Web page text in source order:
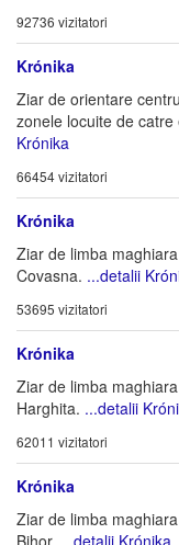
92736 vizitatori
Krónika
Ziar de orientare
zonele locuite de
Krónika
66454 vizitatori
Krónika
Ziar de limba
Covasna. ...detalii
53695 vizitatori
Krónika
Ziar de limba
Harghita. ...detalii
62011 vizitatori
Krónika
Ziar de limba
Bihor.
...detalii Krónika